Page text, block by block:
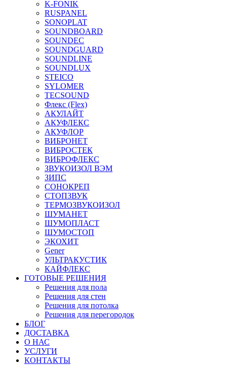
K-FONIK
RUSPANEL
SONOPLAT
SOUNDBOARD
SOUNDEC
SOUNDGUARD
SOUNDLINE
SOUNDLUX
STEICO
SYLOMER
TECSOUND
Флекс (Flex)
АКУЛАЙТ
АКУФЛЕКС
АКУФЛОР
ВИБРОНЕТ
ВИБРОСТЕК
ВИБРОФЛЕКС
ЗВУКОИЗОЛ ВЭМ
ЗИПС
СОНОКРЕП
СТОПЗВУК
ТЕРМОЗВУКОИЗОЛ
ШУМАНЕТ
ШУМОПЛАСТ
ШУМОСТОП
ЭКОХИТ
Gener
УЛЬТРАКУСТИК
КАЙФЛЕКС
ГОТОВЫЕ РЕШЕНИЯ
Решения для пола
Решения для стен
Решения для потолка
Решения для перегородок
БЛОГ
ДОСТАВКА
О НАС
УСЛУГИ
КОНТАКТЫ